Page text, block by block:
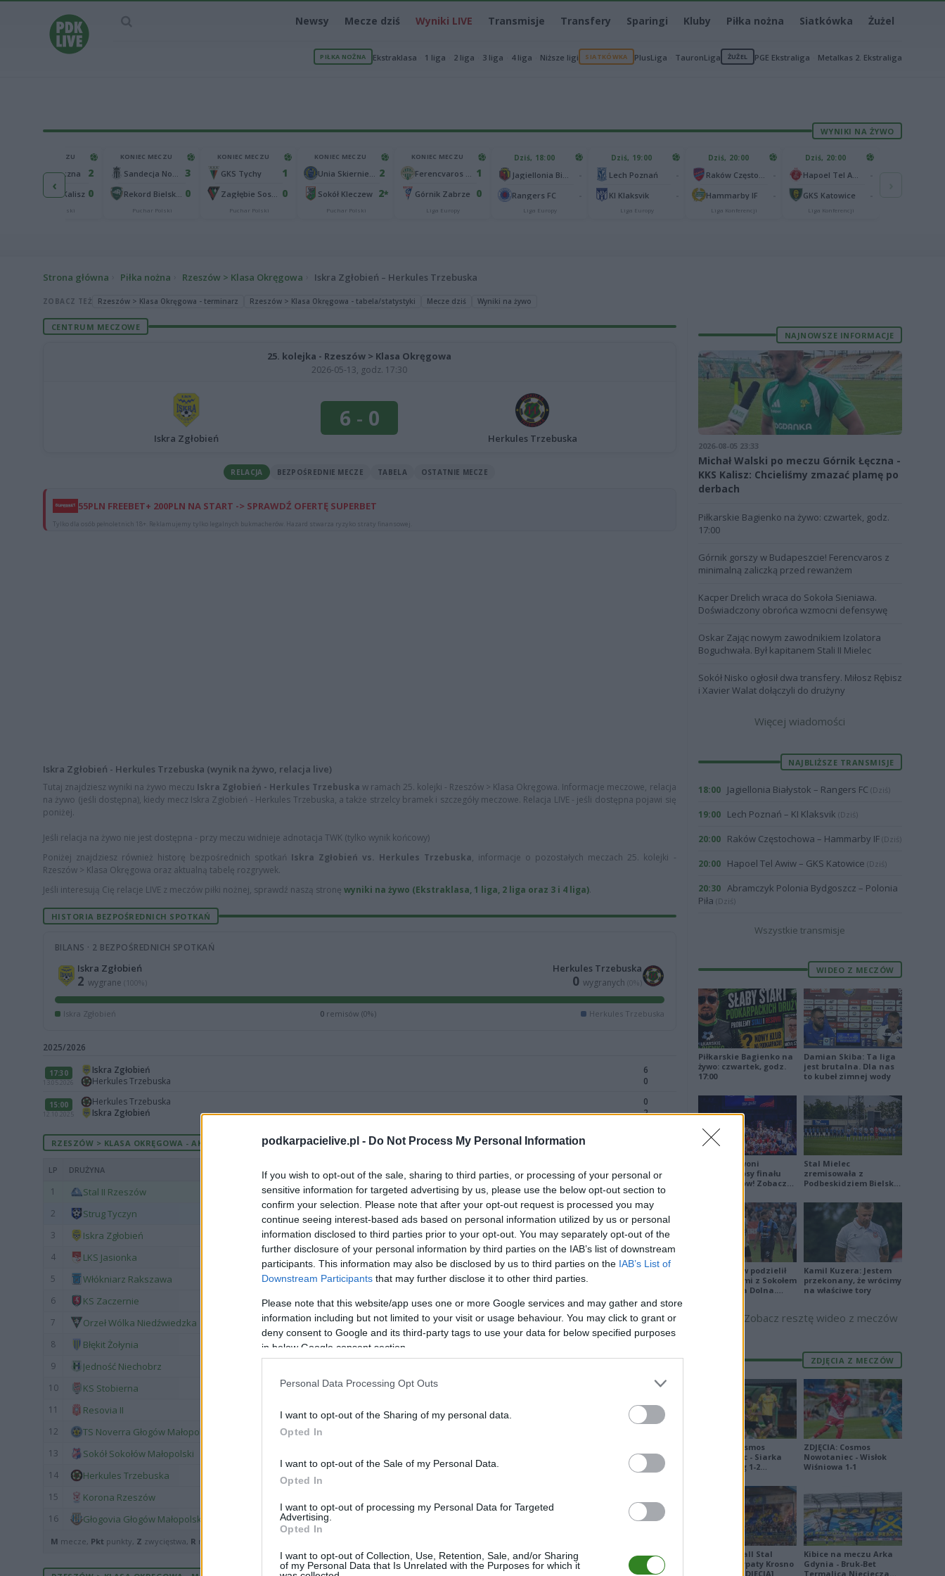
podkarpacielive.pl - Do Not Process My Personal Information
If you wish to opt-out of the sale, sharing to third parties, or processing of your personal or
sensitive information for targeted advertising by us, please use the below opt-out section to
confirm your selection. Please note that after your opt-out request is processed you may
continue seeing interest-based ads based on personal information utilized by us or personal
information disclosed to third parties prior to your opt-out. You may separately opt-out of the
further disclosure of your personal information by third parties on the IAB’s list of downstream
participants. This information may also be disclosed by us to third parties on the IAB’s List of
Downstream Participants that may further disclose it to other third parties.
Please note that this website/app uses one or more Google services and may gather and store
information including but not limited to your visit or usage behaviour. You may click to grant or
deny consent to Google and its third-party tags to use your data for below specified purposes
in below Google consent section.
Personal Data Processing Opt Outs
I want to opt-out of the Sharing of my personal data.
Opted In
I want to opt-out of the Sale of my Personal Data.
Opted In
I want to opt-out of processing my Personal Data for Targeted
Advertising.
Opted In
I want to opt-out of Collection, Use, Retention, Sale, and/or Sharing
of my Personal Data that Is Unrelated with the Purposes for which it
Newsy Mecze dziś Wyniki LIVE Transmisje Transfery Sparingi Kluby Piłka nożna Siatkówka Żużel
PIŁKA NOŻNA Ekstraklasa 1 liga 2 liga 3 liga 4 liga Niższe ligi SIATKÓWKA PlusLiga TauronLiga ŻUŻEL PGE Ekstraliga Metalkas 2. Ekstraliga
WYNIKI NA ŻYWO
‹
KONIEC MECZU
Górnik Łęczna 2
KKS 1925 Kalisz 0
Puchar Polski
KONIEC MECZU
3
0
Puchar Polski
KONIEC MECZU
GKS Tychy 1
0
Puchar Polski
KONIEC MECZU
2
Sokół Kleczew 2*
Puchar Polski
KONIEC MECZU
1
Górnik Zabrze 0
Liga Europy
Dziś, 18:00
Rangers FC
Liga Europy
Dziś, 19:00
Lech Poznań
KI Klaksvik
Liga Europy
Dziś, 20:00
Hammarby IF
Liga Konferencji
Dziś, 20:00
GKS Katowice
Liga Konferencji
Strona główna Piłka nożna Rzeszów > Klasa Okręgowa Iskra Zgłobień – Herkules Trzebuska
ZOBACZ TEŻ Rzeszów > Klasa Okręgowa - terminarz Rzeszów > Klasa Okręgowa - tabela/statystyki Mecze dziś Wyniki na żywo
CENTRUM MECZOWE
25. kolejka - Rzeszów > Klasa Okręgowa
2026-05-13, godz. 17:30
Iskra Zgłobień
6 - 0
Herkules Trzebuska
RELACJA BEZPOŚREDNIE MECZE TABELA OSTATNIE MECZE
55PLN FREEBET+ 200PLN NA START -> SPRAWDŹ OFERTĘ SUPERBET
Tylko dla osób pełnoletnich 18+. Reklamujemy tylko legalnych bukmacherów. Hazard stwarza ryzyko straty finansowej.
Iskra Zgłobień - Herkules Trzebuska (wynik na żywo, relacja live)
Tutaj znajdziesz wyniki na żywo meczu Iskra Zgłobień - Herkules Trzebuska w ramach 25. kolejki - Rzeszów > Klasa Okręgowa. Informacje meczowe, relacja
na żywo (jeśli dostępna), kiedy mecz Iskra Zgłobień - Herkules Trzebuska, a także strzelcy bramek i szczegóły meczowe. Relacja LIVE - jeśli dostępna pojawi się
poniżej.
Jeśli relacja na żywo nie jest dostępna - przy meczu widnieje adnotacja TWK (tylko wynik końcowy)
Poniżej znajdziesz również historę bezpośrednich spotkań Iskra Zgłobień vs. Herkules Trzebuska, informacje o pozostałych meczach 25. kolejki -
Rzeszów > Klasa Okręgowa oraz aktualną tabelę rozgrywek.
Jeśli interesują Cię relacje LIVE z meczów piłki nożnej, sprawdź naszą stronę wyniki na żywo (Ekstraklasa, 1 liga, 2 liga oraz 3 i 4 liga).
HISTORIA BEZPOŚREDNICH SPOTKAŃ
BILANS · 2 BEZPOŚREDNICH SPOTKAŃ
Iskra Zgłobień
2 wygrane (100%)
Herkules Trzebuska
0 wygranych (0%)
Iskra Zgłobień 0 remisów (0%) Herkules Trzebuska
2025/2026
17:30
13.05.2026
Iskra Zgłobień
Herkules Trzebuska
6
0
15:00
12.10.2025
Herkules Trzebuska
Iskra Zgłobień
0
2
RZESZÓW > KLASA OKRĘGOWA - AKTUALNA TABELA
LP DRUŻYNA FORMA
1 Stal II Rzeszów 30 75 24 3 3 140-25
2 Strug Tyczyn 30 60 3 8 80-40
3 Iskra Zgłobień 30 57 17 6 7 64-39
4 LKS Jasionka 30 17 4 68-38
5 Włókniarz Rakszawa 30 54 16 6
6 KS Zaczernie 30 53 16 5 9 60-47
7 Orzeł Wólka Niedźwiedzka 30 51 15 6 9 77-65
8 Błękit Żołynia
9 Jedność Niechobrz
10 KS Stobierna
11 Resovia II 50-77
12 TS Noverra Głogów Małopolski
13 Sokół Sokołów Małopolski 34-79
14 Herkules Trzebuska 51-100
15 Korona Rzeszów
16 Głogovia Głogów Małopolski 22-81
M mecze, Pkt punkty, Z zwycięstwa, R remisy,
NAJNOWSZE INFORMACJE
2026-08-05 23:33
Michał Walski po meczu Górnik Łęczna -
KKS Kalisz: Chcieliśmy zmazać plamę po
derbach
Piłkarskie Bagienko na żywo: czwartek, godz.
17:00
Górnik gorszy w Budapeszcie! Ferencvaros z
minimalną zaliczką przed rewanżem
Kacper Drelich wraca do Sokoła Sieniawa.
Doświadczony obrońca wzmocni defensywę
Oskar Zając nowym zawodnikiem Izolatora
Boguchwała. Był kapitanem Stali II Mielec
Sokół Nisko ogłosił dwa transfery. Miłosz Rębisz
i Xavier Walat dołączyli do drużyny
Więcej wiadomości
NAJBLIŻSZE TRANSMISJE
18:00 Jagiellonia Białystok – Rangers FC (Dziś)
19:00 Lech Poznań – KI Klaksvik (Dziś)
20:00 Raków Częstochowa – Hammarby IF (Dziś)
20:00 Hapoel Tel Awiw – GKS Katowice (Dziś)
20:30 Abramczyk Polonia Bydgoszcz – Polonia
Piła (Dziś)
Wszystkie transmisje
WIDEO Z MECZÓW
Piłkarskie Bagienko na
żywo: czwartek, godz.
17:00
Damian Skiba: Ta liga
jest brutalna. Dla nas
to kubeł zimnej wody
Biało-Czerwoni
odwrócili losy finału
Ligi Narodów! Zobacz
Stal Mielec
zremisowała z
Podbeskidziem Bielsko-
JKS Jarosław podzielił
się punktami z Sokołem
Kolbuszowa Dolna.
Kamil Kuzera: Jestem
przekonany, że wrócimy
na właściwe tory
Zobacz resztę wideo z meczów
ZDJĘCIA Z MECZÓW
ZDJĘCIA: Cosmos
Nowotaniec - Siarka
Tarnobrzeg 1-2
ZDJĘCIA: Cosmos
Nowotaniec - Wisłok
Wiśniowa 1-1
Derby Ekoball Stal
Sanok - Karpaty Krosno
na remis [ZDJĘCIA]
Kibice na meczu Arka
Gdynia - Bruk-Bet
Termalica Nieciecza